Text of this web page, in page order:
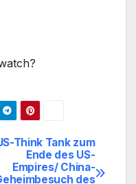
Think Tank zum
Ende des US-
Empires/ China-
des